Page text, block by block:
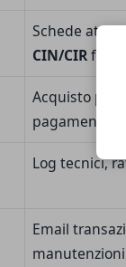
Schede
CIN/CIR
Acquisto
pagamenti
Log tecnici,
Email
manutenzioni